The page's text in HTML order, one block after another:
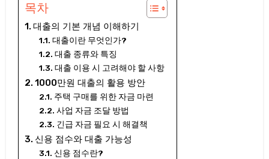
목차
대출의 기본 개념 이해하기
대출이란 무엇인가?
대출 종류와 특징
대출 이용 시 고려해야 할 사항
1000만원 대출의 활용 방안
주택 구매를 위한 자금 마련
사업 자금 조달 방법
긴급 자금 필요 시 해결책
신용 점수와 대출 가능성
신용 점수란?